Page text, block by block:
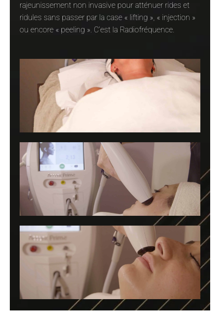
rajeunissement non invasive pour atténuer rides et
ridules sans passer par la case « lifting », « injection »
ou encore « peeling ». C’est la Radiofréquence.